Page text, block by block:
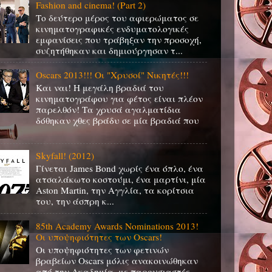
Fashion and cinema! (Part 2)
Το δεύτερο μέρος του αφιερώματος σε
κινηματογραφικές ενδυματολογικές
εμφανίσεις που τράβηξαν την προσοχή,
συζητήθηκαν και δημιούργησαν τ...
Oscars 2013!!! Οι "Χρυσοί" Νικητές!!!
Και ναι! Η μεγάλη βραδιά του
κινηματογράφου για φέτος είναι πλέον
παρελθόν! Τα χρυσά αγαλματίδια
δόθηκαν χθες βράδυ σε μία βραδιά που
Skyfall! (2012)
Γίνεται James Bond χωρίς ένα όπλο, ένα
ατσαλάκωτο κοστούμι, ένα μαρτίνι, μία
Aston Martin, την Αγγλία, τα κορίτσια
του, την άσπρη κ...
85th Academy Awards Nominations 2013!
Οι υποψηφιότητες των Oscars!
Οι υποψηφιότητες των φετινών
βραβείων Oscars μόλις ανακοινώθηκαν